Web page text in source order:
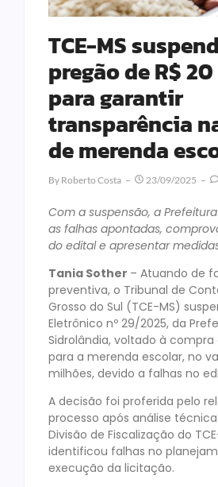
TCE-MS
pregão de R$
para garantir
transparência
de merenda
By Roberto Costa 23/09/2025
Com a suspensão, a
as falhas apontadas,
do edital e apresentar
Tania Sother – Atuando de
preventiva, o Tribunal de
Grosso do Sul (TCE-MS)
Eletrônico nº 29/2025, da
Sidrolândia, voltado à
para a merenda escolar, no
milhões, devido a falhas no
A decisão foi proferida pelo
processo após análise
Divisão de Fiscalização do
identificou falhas no
execução da licitação.